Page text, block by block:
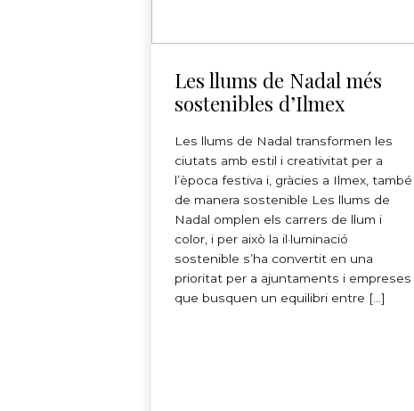
Les llums de Nadal més
sostenibles d’Ilmex
Les llums de Nadal transformen les
ciutats amb estil i creativitat per a
l’època festiva i, gràcies a Ilmex, també
de manera sostenible Les llums de
Nadal omplen els carrers de llum i
color, i per això la il·luminació
sostenible s’ha convertit en una
prioritat per a ajuntaments i empreses
que busquen un equilibri entre […]